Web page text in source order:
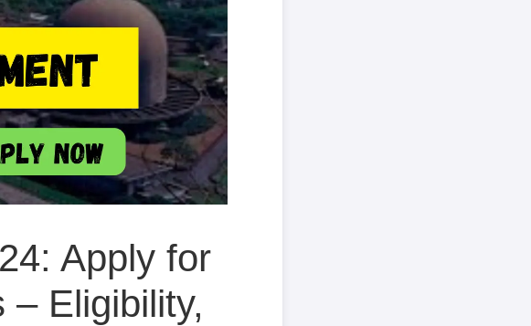
Apply for
Eligibility,